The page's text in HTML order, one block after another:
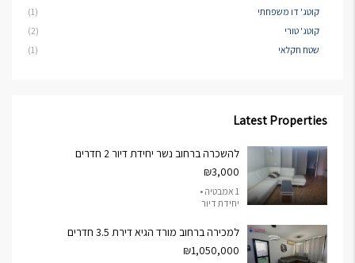
קוטג' דו משפחתי
(1)
קוטג' טורי
(2)
שטח חקלאי
(1)
Latest Properties
להשכרה ברחוב נשר יחידת דיור 2 חדרים
₪3,000
1 אמבטיה •
יחידת דיור
למכירה ברחוב מורד הגיא דירת 3.5 חדרים
₪1,050,000